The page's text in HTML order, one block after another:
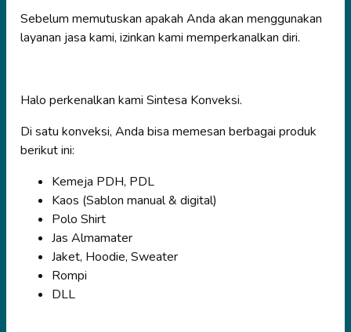
Sebelum memutuskan apakah Anda akan menggunakan
layanan jasa kami, izinkan kami memperkanalkan diri.
Halo perkenalkan kami Sintesa Konveksi.
Di satu konveksi, Anda bisa memesan berbagai produk
berikut ini:
Kemeja PDH, PDL
Kaos (Sablon manual & digital)
Polo Shirt
Jas Almamater
Jaket, Hoodie, Sweater
Rompi
DLL